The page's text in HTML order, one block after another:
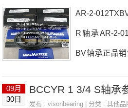
AR-2-
R轴承AR-2-
BV轴承正品
2-012TXBV耐
09月
30日
发布 :visonbearing | 分类 :其他品